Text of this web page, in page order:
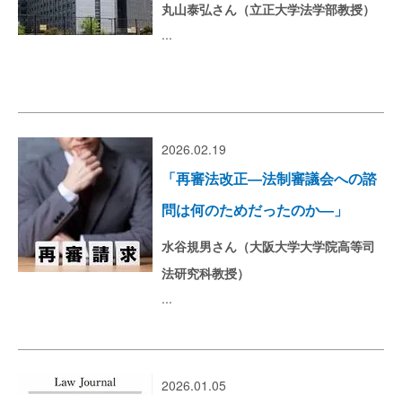
丸山泰弘さん（立正大学法学部教授）
...
2026.02.19
「再審法改正―法制審議会への諮
問は何のためだったのか―」
水谷規男さん（大阪大学大学院高等司
法研究科教授）
...
2026.01.05